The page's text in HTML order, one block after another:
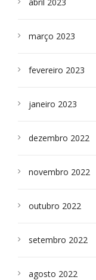
março 2023
fevereiro 2023
janeiro 2023
dezembro 2022
novembro 2022
outubro 2022
setembro 2022
agosto 2022